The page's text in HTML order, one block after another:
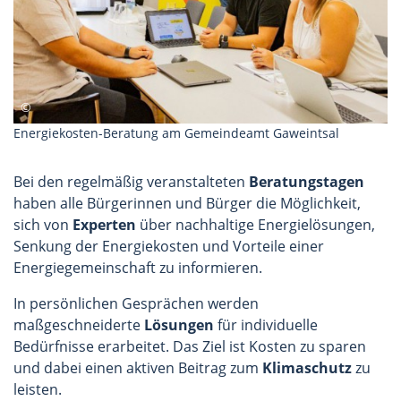
Energiekosten-Beratung am Gemeindeamt Gaweintsal
Bei den regelmäßig veranstalteten Beratungstagen
haben alle Bürgerinnen und Bürger die Möglichkeit,
sich von Experten über nachhaltige Energielösungen,
Senkung der Energiekosten und Vorteile einer
Energiegemeinschaft zu informieren.
In persönlichen Gesprächen werden
maßgeschneiderte Lösungen für individuelle
Bedürfnisse erarbeitet. Das Ziel ist Kosten zu sparen
und dabei einen aktiven Beitrag zum Klimaschutzzu
leisten.